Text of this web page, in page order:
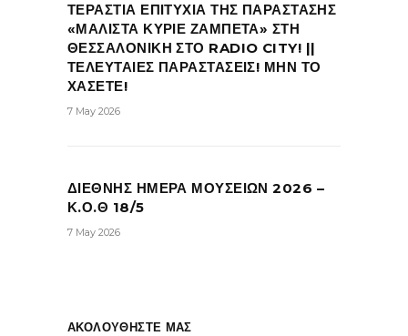
ΤΕΡΑΣΤΙΑ ΕΠΙΤΥΧΙΑ ΤΗΣ ΠΑΡΑΣΤΑΣΗΣ
«ΜΑΛΙΣΤΑ ΚΥΡΙΕ ΖΑΜΠΕΤΑ» ΣΤΗ
ΘΕΣΣΑΛΟΝΙΚΗ ΣΤΟ RADIO CITY! ||
ΤΕΛΕΥΤΑΙΕΣ ΠΑΡΑΣΤΑΣΕΙΣ! ΜΗΝ ΤΟ
ΧΑΣΕΤΕ!
7 May 2026
ΔΙΕΘΝΗΣ ΗΜΕΡΑ ΜΟΥΣΕΙΩΝ 2026 –
Κ.Ο.Θ 18/5
7 May 2026
ΑΚΟΛΟΥΘΗΣΤΕ ΜΑΣ